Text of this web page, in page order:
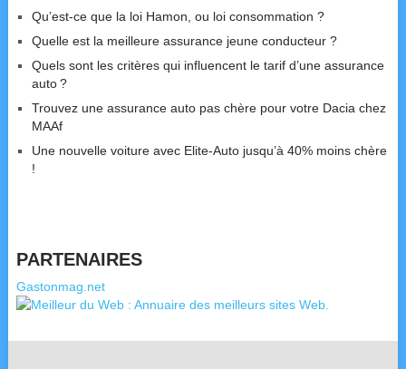
Qu’est-ce que la loi Hamon, ou loi consommation ?
Quelle est la meilleure assurance jeune conducteur ?
Quels sont les critères qui influencent le tarif d’une assurance
auto ?
Trouvez une assurance auto pas chère pour votre Dacia chez
MAAf
Une nouvelle voiture avec Elite-Auto jusqu’à 40% moins chère
!
PARTENAIRES
Gastonmag.net